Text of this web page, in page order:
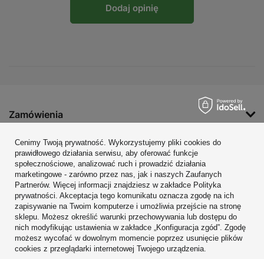
Dodaj opinię
Zamówienia
Regulaminy
Zobacz również
W sklepie prezentujemy ceny brutto (z VAT).
Cenimy Twoją prywatność. Wykorzystujemy pliki cookies do
prawidłowego działania serwisu, aby oferować funkcje
społecznościowe, analizować ruch i prowadzić działania
marketingowe - zarówno przez nas, jak i naszych Zaufanych
Partnerów. Więcej informacji znajdziesz w zakładce Polityka
prywatności. Akceptacja tego komunikatu oznacza zgodę na ich
zapisywanie na Twoim komputerze i umożliwia przejście na stronę
sklepu. Możesz określić warunki przechowywania lub dostępu do
nich modyfikując ustawienia w zakładce „Konfiguracja zgód”. Zgodę
możesz wycofać w dowolnym momencie poprzez usunięcie plików
cookies z przeglądarki internetowej Twojego urządzenia.